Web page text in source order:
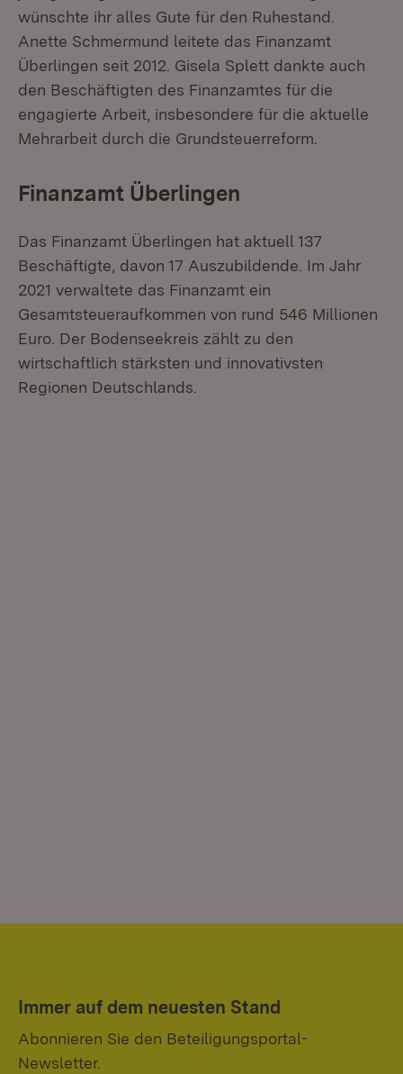
wünschte ihr alles Gute für den Ruhestand.
Anette Schmermund leitete das Finanzamt
Überlingen seit 2012. Gisela Splett dankte auch
den Beschäftigten des Finanzamtes für die
engagierte Arbeit, insbesondere für die aktuelle
Mehrarbeit durch die Grundsteuerreform.
Finanzamt Überlingen
Das Finanzamt Überlingen hat aktuell 137
Beschäftigte, davon 17 Auszubildende. Im Jahr
2021 verwaltete das Finanzamt ein
Gesamtsteueraufkommen von rund 546 Millionen
Euro. Der Bodenseekreis zählt zu den
wirtschaftlich stärksten und innovativsten
Regionen Deutschlands.
Immer auf dem neuesten Stand
Abonnieren Sie den Beteiligungsportal-
Newsletter.